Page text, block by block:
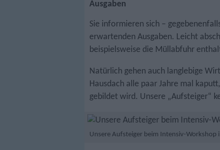
Ausgaben
Sie informieren sich –
erwartenden Ausgaben. Leicht
beispielsweise die Müllabfuhr
Natürlich gehen auch langlebige
Hausdach alle paar Jahre mal
gebildet wird. Unsere „Aufsteiger“
Unsere Aufsteiger beim Intensiv-Workshop